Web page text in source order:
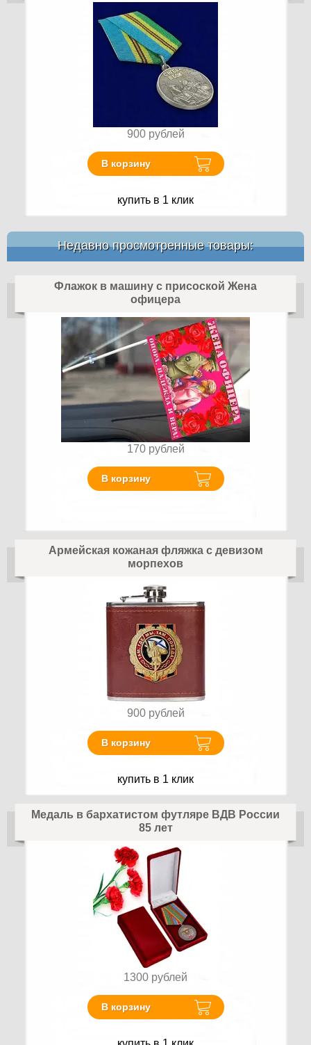
900 рублей
В корзину
купить в 1 клик
Недавно просмотренные товары:
Флажок в машину с присоской Жена
офицера
170 рублей
В корзину
Армейская кожаная фляжка с девизом
морпехов
900 рублей
В корзину
купить в 1 клик
Медаль в бархатистом футляре ВДВ России
85 лет
1300 рублей
В корзину